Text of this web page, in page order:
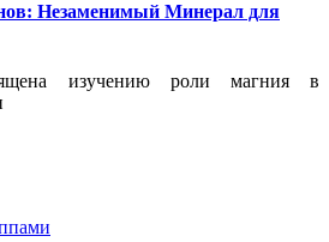
Незаменимый Минерал для
изучению роли магния в